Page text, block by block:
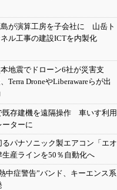
島が演算工房を子会社に 山岳ト
ル工事の建設ICTを内製化
地震でドローン6社が災害支
Terra DroneやLiberawareらが出
既存建機を遠隔操作 車いす利用
ーターに
パナソニック製エアコン「エオ
産ラインを50％自動化へ
中症警告”バンド、キーエンス系